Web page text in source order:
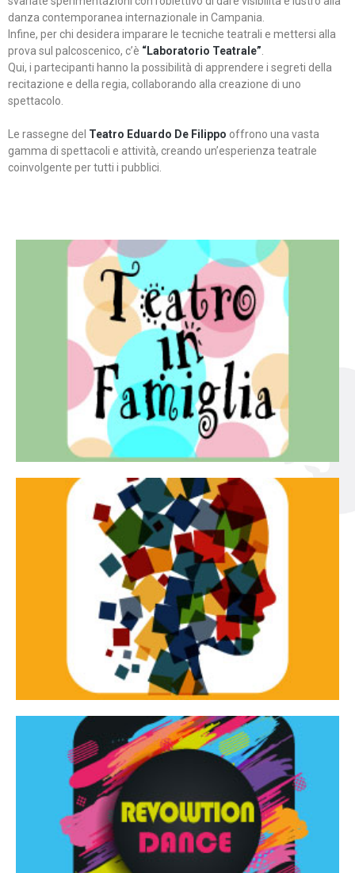
danza contemporanea internazionale in Campania.
Infine, per chi desidera imparare le tecniche teatrali e mettersi alla
prova sul palcoscenico, c’è “Laboratorio Teatrale”
Qui, i partecipanti hanno la possibilità di apprendere i segreti della
recitazione e della regia, collaborando alla creazione di uno
spettacolo.
Le rassegne del Teatro Eduardo De Filippo offrono una vasta
gamma di spettacoli e attività, creando un’esperienza teatrale
coinvolgente per tutti i pubblici.
Teatro in famiglia
Teatro In Famiglia è una rassegna di teatro concepita
per far condividere e godere del teatro all’intera
famiglia.
Continua
Tracce dinamiche
Tracce Dinamiche è una rassegna di teatro
d’innovazione e sperimentale.
Continua
Revolution Dance
Rassegna di danza contemporanea – I Edizione